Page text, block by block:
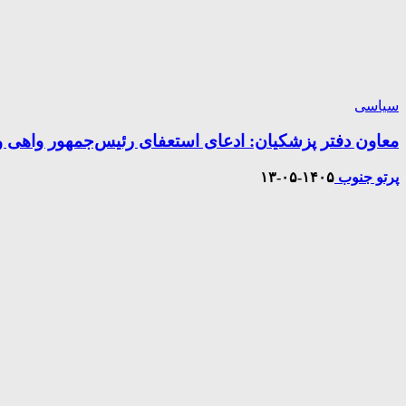
سیاسی
معاون دفتر پزشکیان: ادعای استعفای رئیس‌جمهور
پرتو جنوب ۱۴۰۵-۰۵-۱۳